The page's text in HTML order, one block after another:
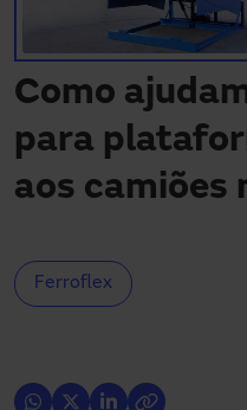
Como
para
aos camiões
Ferroflex